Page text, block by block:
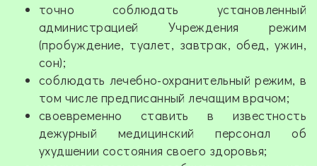
точно соблюдать установленный
администрацией Учреждения режим
(пробуждение, туалет, завтрак, обед, ужин,
сон);
соблюдать лечебно-охранительный режим, в
том числе предписанный лечащим врачом;
своевременно ставить в известность
дежурный медицинский персонал об
ухудшении состояния своего здоровья;